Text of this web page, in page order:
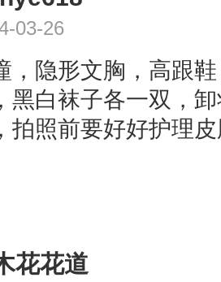
03-26
，隐形文胸，高跟
黑白袜子各一双，
拍照前要好好护理皮
花花道